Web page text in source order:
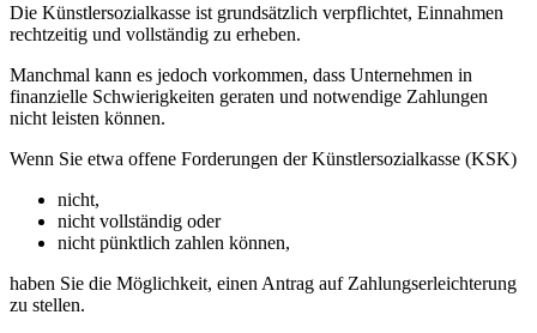
Die Künstlersozialkasse ist grundsätzlich verpflichtet, Einnahmen
rechtzeitig und vollständig zu erheben.
Manchmal kann es jedoch vorkommen, dass Unternehmen in
finanzielle Schwierigkeiten geraten und notwendige Zahlungen
nicht leisten können.
Wenn Sie etwa offene Forderungen der Künstlersozialkasse (KSK)
nicht,
nicht vollständig oder
nicht pünktlich zahlen können,
haben Sie die Möglichkeit, einen Antrag auf Zahlungserleichterung
zu stellen.